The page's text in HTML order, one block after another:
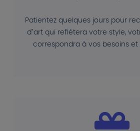
Patientez quelques jours pour
d"art qui reflétera votre style,
correspondra à vos besoins et